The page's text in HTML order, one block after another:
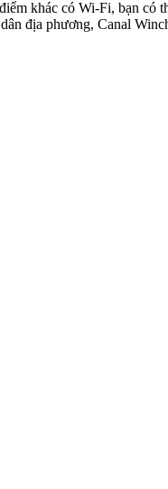
khác có Wi-Fi, bạn có
địa phương, Canal